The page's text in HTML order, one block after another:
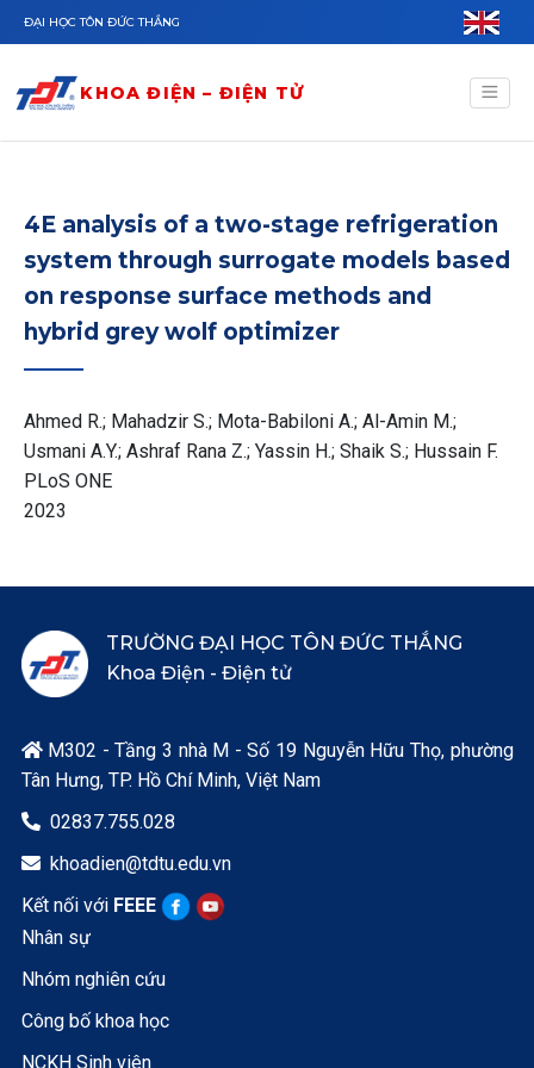
Nhảy đến nội dung
ĐẠI HỌC TÔN ĐỨC THẮNG
KHOA ĐIỆN – ĐIỆN TỬ
4E analysis of a two-stage refrigeration
system through surrogate models based
on response surface methods and
hybrid grey wolf optimizer
Ahmed R.; Mahadzir S.; Mota-Babiloni A.; Al-Amin M.;
Usmani A.Y.; Ashraf Rana Z.; Yassin H.; Shaik S.; Hussain F.
PLoS ONE
2023
TRƯỜNG ĐẠI HỌC TÔN ĐỨC THẮNG
Khoa Điện - Điện tử
M302 - Tầng 3 nhà M - Số 19 Nguyễn Hữu Thọ, phường
Tân Hưng, TP. Hồ Chí Minh, Việt Nam
 02837.755.028
 khoadien@tdtu.edu.vn
Kết nối với FEEE
Nhân sự
Nhóm nghiên cứu
Công bố khoa học
NCKH Sinh viên